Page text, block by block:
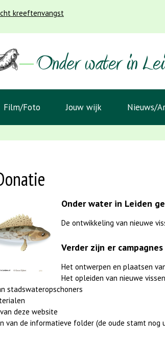
kreeftenvangst
Film/Foto Jouw wijk Nieuws/
Onder water in Leiden
De ontwikkeling van nieuwe
Verder zijn er
Het ontwerpen en plaatsen
Het opleiden van nieuwe
stadswateropschoners
deze website
van de informatieve folder (de oude stamt nog